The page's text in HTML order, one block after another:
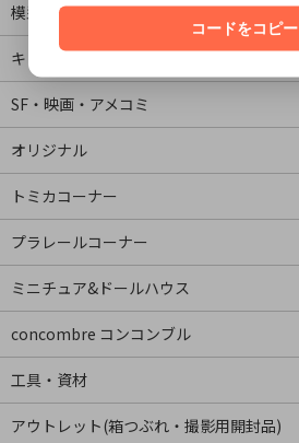
模型・ミニチュア
キャラクター
SF・映画・アメコミ
オリジナル
トミカコーナー
プラレールコーナー
ミニチュア&ドールハウス
concombre コンコンブル
工具・資材
アウトレット(箱つぶれ・撮影用開封品)
コードをコピー